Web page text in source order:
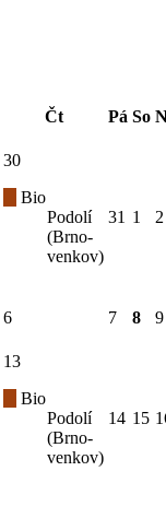
Čt Pá So
30
Bio
Podolí
(Brno-
venkov)
31 1 2
6 7 8 9
13
Bio
Podolí
(Brno-
venkov)
14 15